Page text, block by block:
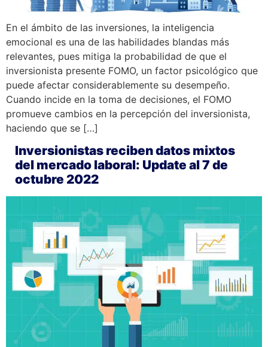
En el ámbito de las inversiones, la inteligencia
emocional es una de las habilidades blandas más
relevantes, pues mitiga la probabilidad de que el
inversionista presente FOMO, un factor psicológico que
puede afectar considerablemente su desempeño.
Cuando incide en la toma de decisiones, el FOMO
promueve cambios en la percepción del inversionista,
haciendo que se […]
Inversionistas reciben datos mixtos
del mercado laboral: Update al 7 de
octubre 2022